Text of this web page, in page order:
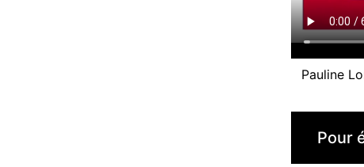
Pauline
Pour